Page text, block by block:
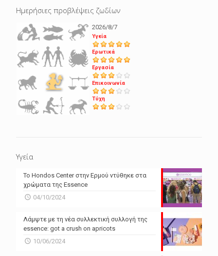
Ημερήσιες προβλέψεις ζωδίων
2026/8/7
Υγεία
Ερωτικά
Εργασία
Επικοινωνία
Τύχη
Υγεία
Το Hondos Center στην Ερμού ντύθηκε στα
χρώματα της Essence
04/10/2024
Λάμψτε με τη νέα συλλεκτική συλλογή της
essence: got a crush on apricots
10/06/2024